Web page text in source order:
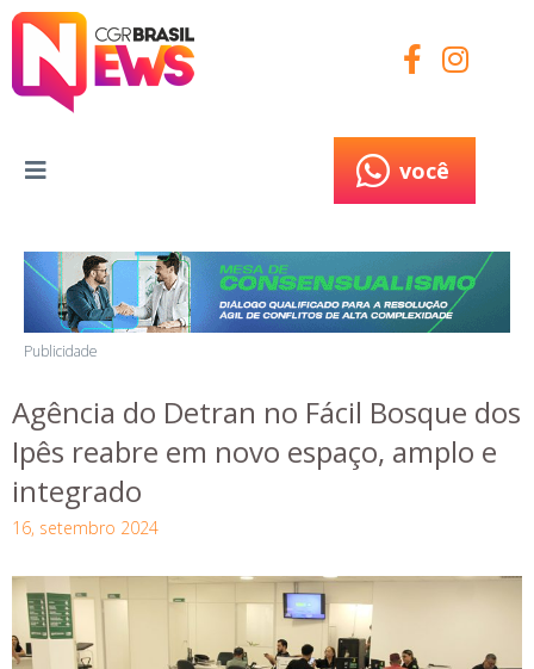
você
Publicidade
Agência do Detran no Fácil Bosque dos
Ipês reabre em novo espaço, amplo e
integrado
16, setembro 2024